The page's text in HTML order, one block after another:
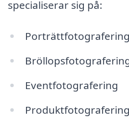
specialiserar sig på:
Porträttfotografering
Eventfotografering
Produktfotografering